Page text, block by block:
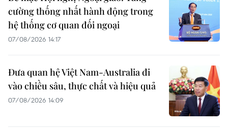
cường thống nhất hành động trong
hệ thống cơ quan đối ngoại
07/08/2026 14:17
Đưa quan hệ Việt Nam-Australia đi
vào chiều sâu, thực chất và hiệu quả
07/08/2026 14:09